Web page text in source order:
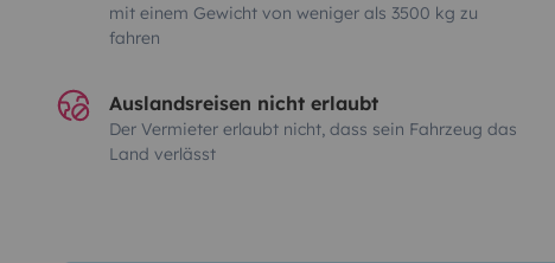
mit einem Gewicht von weniger als 3500 kg zu
fahren
Auslandsreisen nicht erlaubt
Der Vermieter erlaubt nicht, dass sein Fahrzeug das
Land verlässt